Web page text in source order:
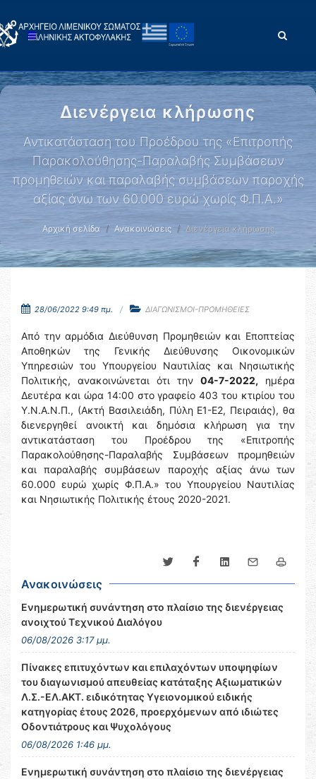
Διενέργεια κλήρωσης
Αντικατάσταση του Προέδρου της «Επιτροπής
Παρακολούθησης-Παραλαβής Συμβάσεων
προμηθειών και παραλαβής συμβάσεων παροχής
αξίας άνω των 60.000 ευρώ χωρίς Φ.Π.Α.»
Αρχική σελίδα Ανακοινώσεις Διενέργεια κλήρωσης
28/06/2022 9:49 πμ. ΔΙΑΓΩΝΙΣΜΟΙ-ΠΡΟΜΗΘΕΙΕΣ
Από την αρμόδια Διεύθυνση Προμηθειών και Εποπτείας
Αποθηκών της Γενικής Διεύθυνσης Οικονομικών
Υπηρεσιών του Υπουργείου Ναυτιλίας και Νησιωτικής
Πολιτικής, ανακοινώνεται ότι την 04-7-2022, ημέρα
Δευτέρα και ώρα 14:00 στο γραφείο 403 του κτιρίου του
Υ.Ν.Α.Ν.Π., (Ακτή Βασιλειάδη, Πύλη Ε1-Ε2, Πειραιάς), θα
διενεργηθεί ανοικτή και δημόσια κλήρωση για την
αντικατάσταση του Προέδρου της «Επιτροπής
Παρακολούθησης-Παραλαβής Συμβάσεων προμηθειών
και παραλαβής συμβάσεων παροχής αξίας άνω των
60.000 ευρώ χωρίς Φ.Π.Α.» του Υπουργείου Ναυτιλίας
και Νησιωτικής Πολιτικής έτους 2020-2021.
Ανακοινώσεις
Ενημερωτική συνάντηση στο πλαίσιο της διενέργειας
ανοιχτού Τεχνικού Διαλόγου
06/08/2026 3:17 μμ.
Πίνακες επιτυχόντων και επιλαχόντων υποψηφίων
του διαγωνισμού απευθείας κατάταξης Αξιωματικών
Λ.Σ.-ΕΛ.ΑΚΤ. ειδικότητας Υγειονομικού ειδικής
κατηγορίας έτους 2026, προερχόμενων από ιδιώτες
Οδοντιάτρους και Ψυχολόγους
06/08/2026 1:46 μμ.
Ενημερωτική συνάντηση στο πλαίσιο της διενέργειας